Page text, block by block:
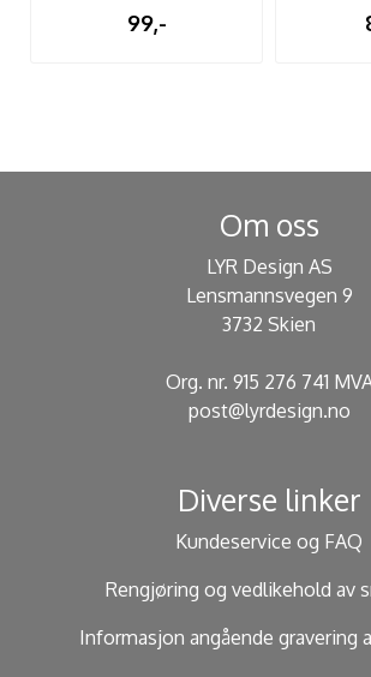
99,-
Om oss
LYR Design AS
Lensmannsvegen 9
3732 Skien
Org. nr. 915 276 741
post@lyrdesign.no
Diverse linker
Kundeservice og FAQ
Rengjøring og vedlikehold av
Informasjon angående gravering